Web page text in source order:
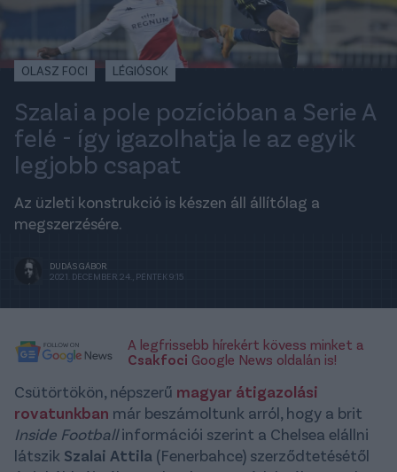
OLASZ FOCI LÉGIÓSOK
Szalai a pole pozícióban a Serie A
felé - így igazolhatja le az egyik
legjobb csapat
Az üzleti konstrukció is készen áll állítólag a
megszerzésére.
DUDÁS GÁBOR
2021. DECEMBER 24., PÉNTEK 9:15
A legfrissebb hírekért kövess minket a
Csakfoci Google News oldalán is!
Csütörtökön, népszerű magyar átigazolási
rovatunkban már beszámoltunk arról, hogy a brit
Inside Footballinformációi szerint a Chelsea elállni
látszik Szalai Attila (Fenerbahce) szerződtetésétől